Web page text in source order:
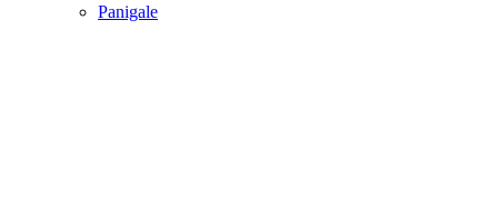
Panigale